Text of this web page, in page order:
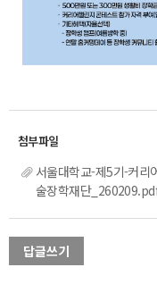
서울대학교-제5기-커리
술장학재단
답글쓰기